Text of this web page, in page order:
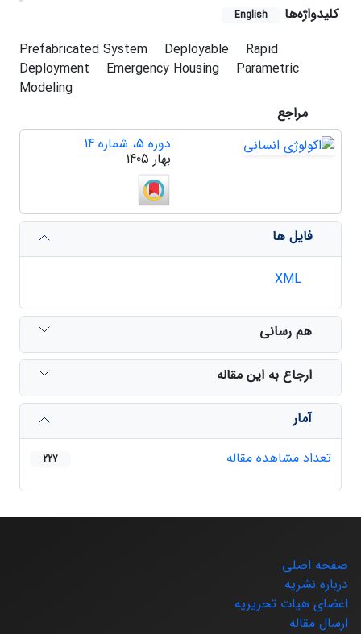
کلیدواژه‌ها English
Prefabricated System Deployable
Rapid
Deployment
Emergency Housing
Parametric
Modeling
مراجع
دوره 5، شماره 14
بهار 1405
فایل ها
هم رسانی
ارجاع به این مقاله
آمار
تعداد مشاهده مقاله
227
صفحه اصلی
درباره نشریه
اعضای هیات تحریریه
ارسال مقاله